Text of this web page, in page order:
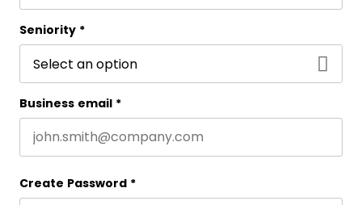
Seniority *
Business email *
Create Password *